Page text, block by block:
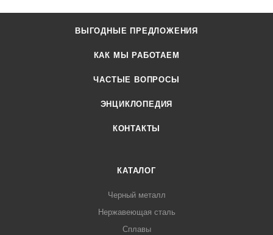
ВЫГОДНЫЕ ПРЕДЛОЖЕНИЯ
КАК МЫ РАБОТАЕМ
ЧАСТЫЕ ВОПРОСЫ
ЭНЦИКЛОПЕДИЯ
КОНТАКТЫ
КАТАЛОГ
Черный металл
Нержавеющая сталь
Сплавы